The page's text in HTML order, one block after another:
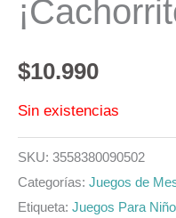
$10.990
Sin existencias
SKU: 3558380090502
Categorías: Juegos de
Etiqueta: Juegos Para